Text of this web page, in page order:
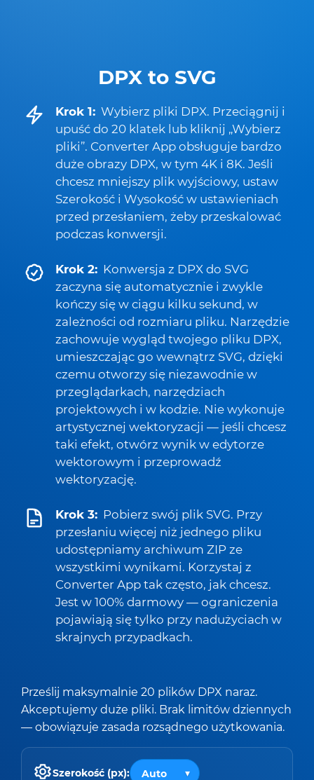
DPX to SVG
Krok 1: Wybierz pliki DPX. Przeciągnij i
upuść do 20 klatek lub kliknij „Wybierz
pliki”. Converter App obsługuje bardzo
duże obrazy DPX, w tym 4K i 8K. Jeśli
chcesz mniejszy plik wyjściowy, ustaw
Szerokość i Wysokość w ustawieniach
przed przesłaniem, żeby przeskalować
podczas konwersji.
Krok 2: Konwersja z DPX do SVG
zaczyna się automatycznie i zwykle
kończy się w ciągu kilku sekund, w
zależności od rozmiaru pliku. Narzędzie
zachowuje wygląd twojego pliku DPX,
umieszczając go wewnątrz SVG, dzięki
czemu otworzy się niezawodnie w
przeglądarkach, narzędziach
projektowych i w kodzie. Nie wykonuje
artystycznej wektoryzacji — jeśli chcesz
taki efekt, otwórz wynik w edytorze
wektorowym i przeprowadź
wektoryzację.
Krok 3: Pobierz swój plik SVG. Przy
przesłaniu więcej niż jednego pliku
udostępniamy archiwum ZIP ze
wszystkimi wynikami. Korzystaj z
Converter App tak często, jak chcesz.
Jest w 100% darmowy — ograniczenia
pojawiają się tylko przy nadużyciach w
skrajnych przypadkach.
Prześlij maksymalnie 20 plików DPX naraz.
Akceptujemy duże pliki. Brak limitów dziennych
— obowiązuje zasada rozsądnego użytkowania.
Szerokość (px):